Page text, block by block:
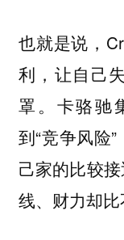
也就是说，
利，让自己
罩。卡骆驰
到“竞争风险”
己家的比较
线、财力却比